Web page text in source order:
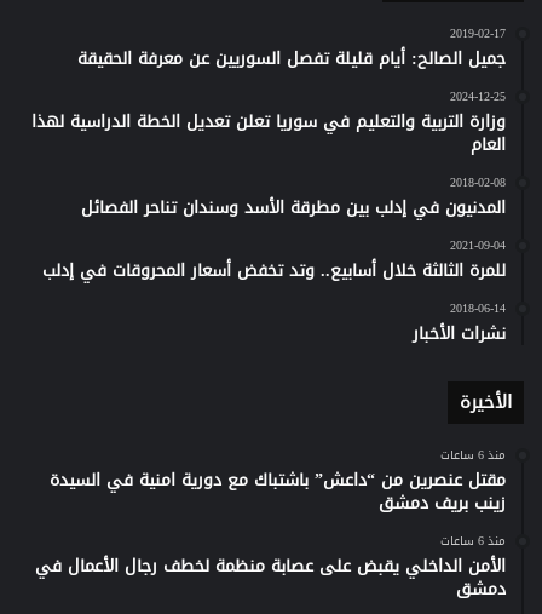
2019-02-17
جميل الصالح: أيام قليلة تفصل السوريين عن معرفة الحقيقة
2024-12-25
وزارة التربية والتعليم في سوريا تعلن تعديل الخطة الدراسية لهذا
العام
2018-02-08
المدنيون في إدلب بين مطرقة الأسد وسندان تناحر الفصائل
2021-09-04
للمرة الثالثة خلال أسابيع.. وتد تخفض أسعار المحروقات في إدلب
2018-06-14
نشرات الأخبار
الأخيرة
منذ 6 ساعات
مقتل عنصرين من “داعش” باشتباك مع دورية امنية في السيدة
زينب بريف دمشق
منذ 6 ساعات
الأمن الداخلي يقبض على عصابة منظمة لخطف رجال الأعمال في
دمشق